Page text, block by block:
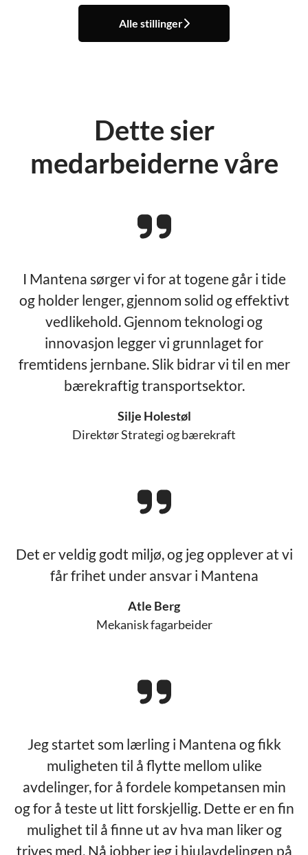
Alle stillinger
Dette sier
medarbeiderne våre
I Mantena sørger vi for at togene går i tide
og holder lenger, gjennom solid og effektivt
vedlikehold. Gjennom teknologi og
innovasjon legger vi grunnlaget for
fremtidens jernbane. Slik bidrar vi til en mer
bærekraftig transportsektor.
Silje Holestøl
Direktør Strategi og bærekraft
Det er veldig godt miljø, og jeg opplever at vi
får frihet under ansvar i Mantena
Atle Berg
Mekanisk fagarbeider
Jeg startet som lærling i Mantena og fikk
muligheten til å flytte mellom ulike
avdelinger, for å fordele kompetansen min
og for å teste ut litt forskjellig. Dette er en fin
mulighet til å finne ut av hva man liker og
trives med. Nå jobber jeg i hjulavdelingen på